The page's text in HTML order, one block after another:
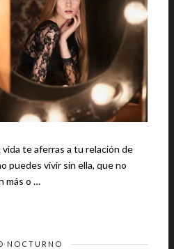
te aferras a tu relación de
puedes vivir sin ella, que no
más o …
NOCTURNO